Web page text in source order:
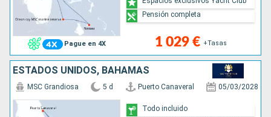
Pague en 4X 1 029 € +Tasas
Pensión completa
ESTADOS UNIDOS, BAHAMAS
MSC Grandiosa 5 d Puerto Canaveral 05/03/2028
Todo incluido